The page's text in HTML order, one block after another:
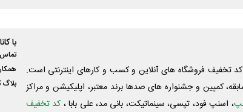
تخفیف فروشگاه های آنلاین و کسب و‌ کارهای اینترنتی است.
کمپین و جشنواره های صدها برند معتبر، اپلیکیشن و مراکز
، اسنپ فود، تپسی، سینماتیکت، بانی مد، علی‌ بابا ، کد تخفیف
با
تماس
بلاگ